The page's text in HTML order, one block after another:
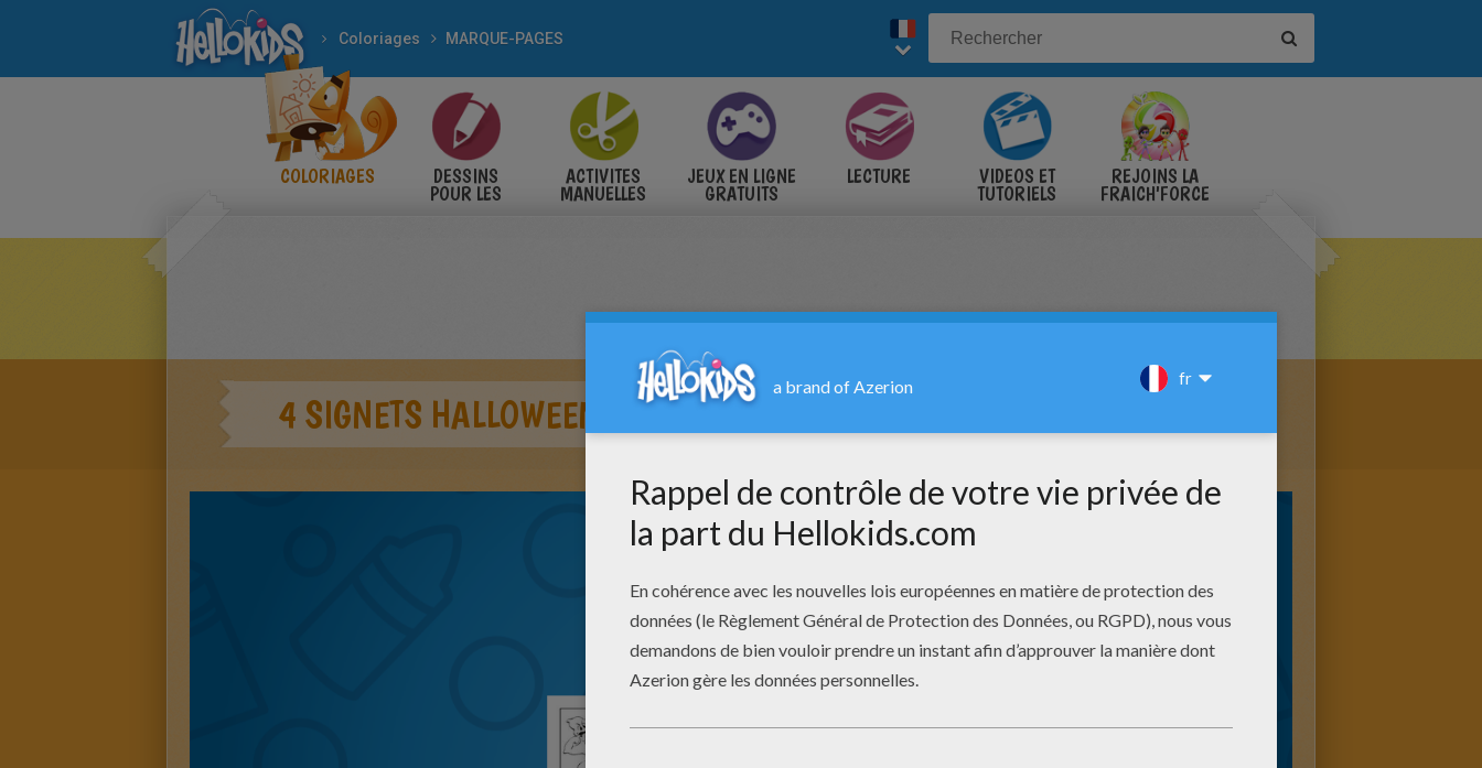
Coloriages MARQUE-PAGES
COLORIAGES DESSINS
POUR LES
ACTIVITES
MANUELLES
JEUX EN LIGNE
GRATUITS
LECTURE VIDÉOS ET
TUTORIELS
REJOINS LA
FRAICH'FORCE
4 SIGNETS HALLOWEEN À COLORIER